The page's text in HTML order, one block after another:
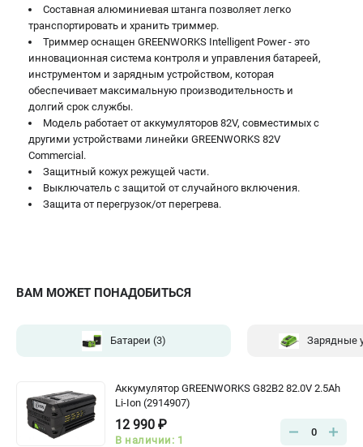
ВАМ МОЖЕТ ПОНАДОБИТЬСЯ
Батареи (3) Зарядные
Аккумулятор GREENWORKS G82B2 82.0V 2.5Ah
Li-Ion (2914907)
12 990 ₽
В наличии: 1
0
Составная алюминиевая штанга позволяет легко
транспортировать и хранить триммер.
Триммер оснащен GREENWORKS Intelligent Power - это
инновационная система контроля и управления батареей,
инструментом и зарядным устройством, которая
обеспечивает максимальную производительность и
долгий срок службы.
Модель работает от аккумуляторов 82V, совместимых с
другими устройствами линейки GREENWORKS 82V
Commercial.
Защитный кожух режущей части.
Выключатель с защитой от случайного включения.
Защита от перегрузок/от перегрева.